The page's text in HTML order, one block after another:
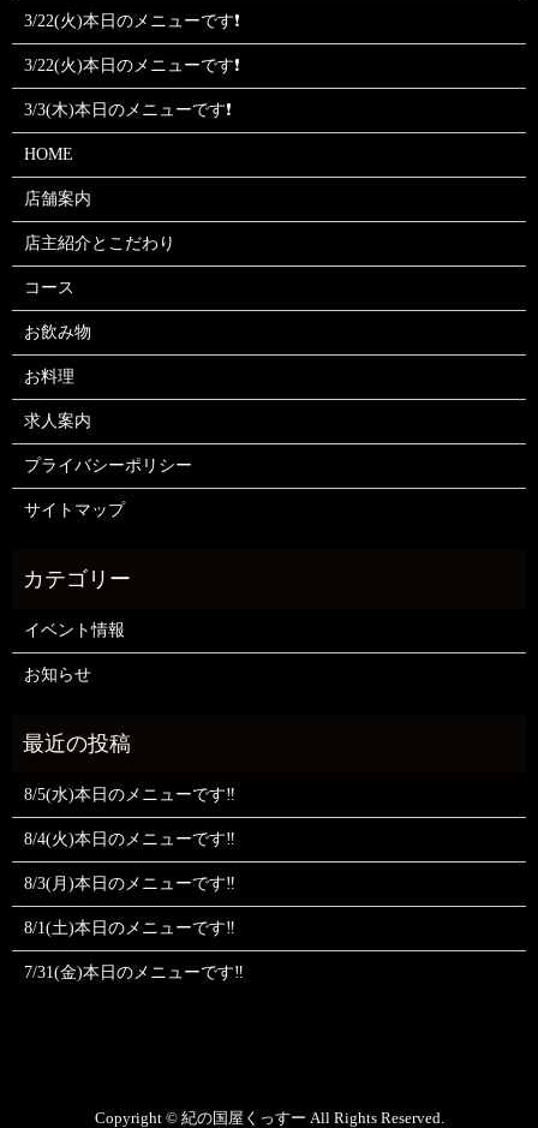
3/22(火)本日のメニューです❗
3/22(火)本日のメニューです❗
3/3(木)本日のメニューです❗
HOME
店舗案内
店主紹介とこだわり
コース
お飲み物
お料理
求人案内
プライバシーポリシー
サイトマップ
イベント情報
お知らせ
8/5(水)本日のメニューです‼️
8/4(火)本日のメニューです‼️
8/3(月)本日のメニューです‼️
8/1(土)本日のメニューです‼️
7/31(金)本日のメニューです‼️
Copyright © 紀の国屋くっすー All Rights Reserved.